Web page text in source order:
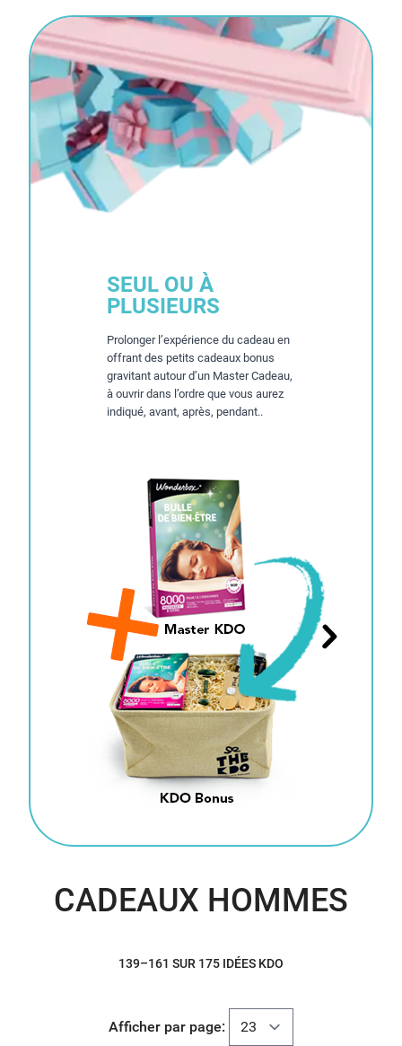
SEUL OU À
PLUSIEURS
Prolonger l’expérience du cadeau en
offrant des petits cadeaux bonus
gravitant autour d’un Master Cadeau,
à ouvrir dans l’ordre que vous aurez
indiqué, avant, après, pendant..
CADEAUX HOMMES
139–161 SUR 175 IDÉES KDO
Afficher par page: